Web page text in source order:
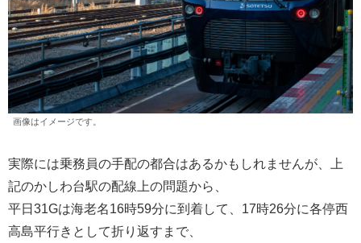
画像はイメージです。
実際には乗務員の手配の都合はあるかもしれませんが、上
記のかしわ台駅の配線上の問題から、
平日31Gは海老名16時59分に到着して、17時26分に各停西
高島平行きとして折り返すまで、